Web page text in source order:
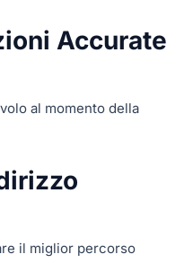
Accurate
al momento della
il miglior percorso